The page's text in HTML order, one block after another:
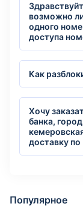
возможно
одного
доступа
Как
Хочу
банка,
доставку
Популярное